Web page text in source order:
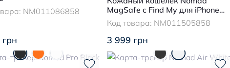
NM011086858
MagSafe c Find My для iPhone
Olde Dublin
Код товара: NM011505858
3 999 грн